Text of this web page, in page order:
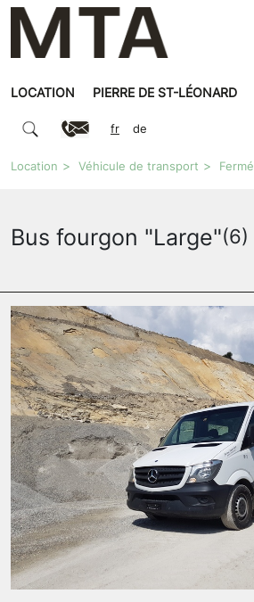
LOCATION PIERRE DE ST-LÉONARD
fr de
Location Véhicule de transport Fermé
Bus fourgon "Large"(6)